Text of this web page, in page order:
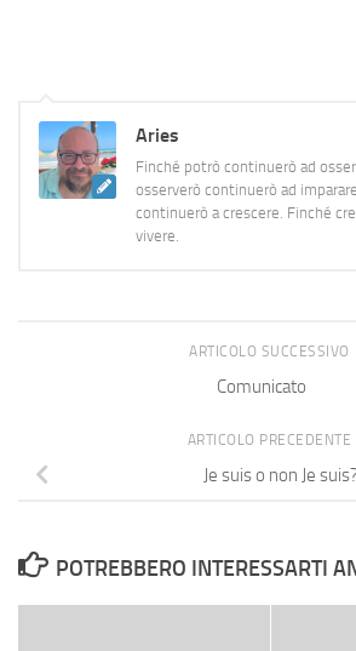
Aries
Finché potrò continuerò ad
osserverò continuerò ad
continuerò a crescere. Finché
vivere.
ARTICOLO SUCCESSIVO
Comunicato
ARTICOLO PRECEDENTE
Je suis o non Je suis?
POTREBBERO INTERESSARTI